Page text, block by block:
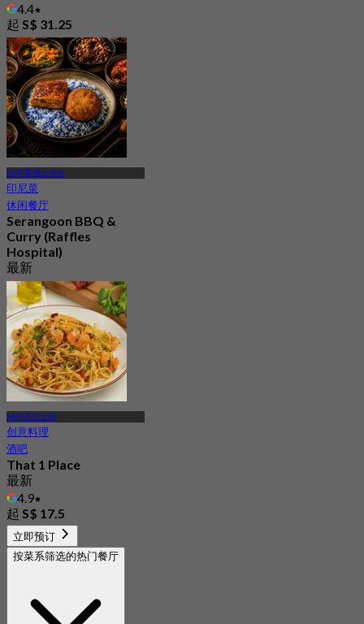
4.4
起 S$ 31.25
MRT莱佛士坊站
印尼菜
休闲餐厅
Serangoon BBQ &
Curry (Raffles
Hospital)
最新
4.7
起S$ 16.33
MRT武吉士站
创意料理
酒吧
That 1 Place
最新
4.9
起 S$ 17.5
立即预订
按菜系筛选的热门餐厅